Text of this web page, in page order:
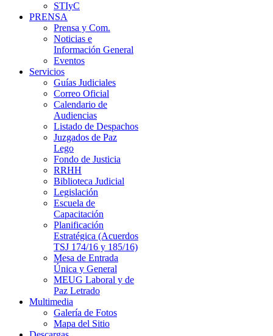
STIyC
PRENSA
Prensa y Com.
Noticias e
Información General
Eventos
Servicios
Guías Judiciales
Correo Oficial
Calendario de
Audiencias
Listado de Despachos
Juzgados de Paz
Lego
Fondo de Justicia
RRHH
Biblioteca Judicial
Legislación
Escuela de
Capacitación
Planificación
Estratégica (Acuerdos
TSJ 174/16 y 185/16)
Mesa de Entrada
Única y General
MEUG Laboral y de
Paz Letrado
Multimedia
Galería de Fotos
Mapa del Sitio